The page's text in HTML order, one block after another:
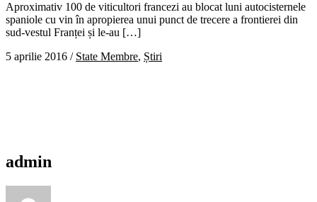
Aproximativ 100 de viticultori francezi au blocat luni autocisternele
spaniole cu vin în apropierea unui punct de trecere a frontierei din
sud-vestul Franței și le-au […]
5 aprilie 2016 / State Membre, Știri
admin